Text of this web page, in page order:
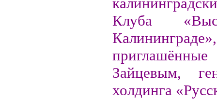
Клуба
Калининграде»,
Зайцевым,
холдинга